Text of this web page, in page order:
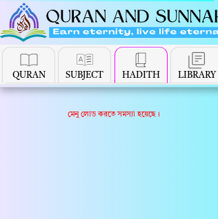
QURAN SUBJECT HADITH LIBRARY
মেনু লোড করতে সমস্যা হয়েছে।